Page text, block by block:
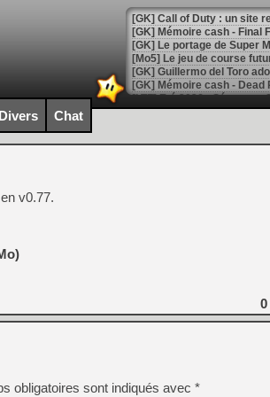
[GK] Le portage de Super
[Mo5] Le jeu de course
[GK] Guillermo del Toro
[LTF] Eté 2026 - Séquence
[GK] Mistfall Hunter :
[GK] Wo Long 2 évolue
[GK] Crossfire : un TPS à
[LS] [PS5] Premiers
[Mo5] DOOM arrive en
[GK] Bethesda fête les 30
[GK] Roblox : l'action en
[GK] Agenda - GeForce
[LS] [PS5] ps5-y2jb-
Divers Chat
v0.77.
0
obligatoires sont indiqués avec *